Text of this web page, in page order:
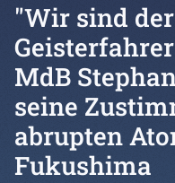
"Wir sind
MdB
seine
abrupten
Fukushima